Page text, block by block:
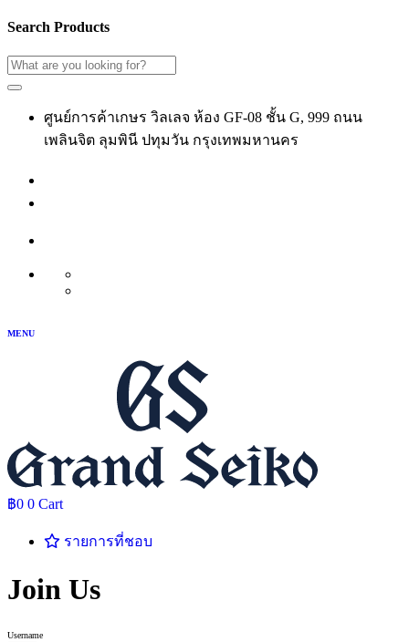
Search Products
ศูนย์การค้าเกษร วิลเลจ ห้อง GF-08 ชั้น G, 999 ถนน
เพลินจิต ลุมพินี ปทุมวัน กรุงเทพมหานคร
MENU
฿0 0 Cart
รายการที่ชอบ
Join Us
Username